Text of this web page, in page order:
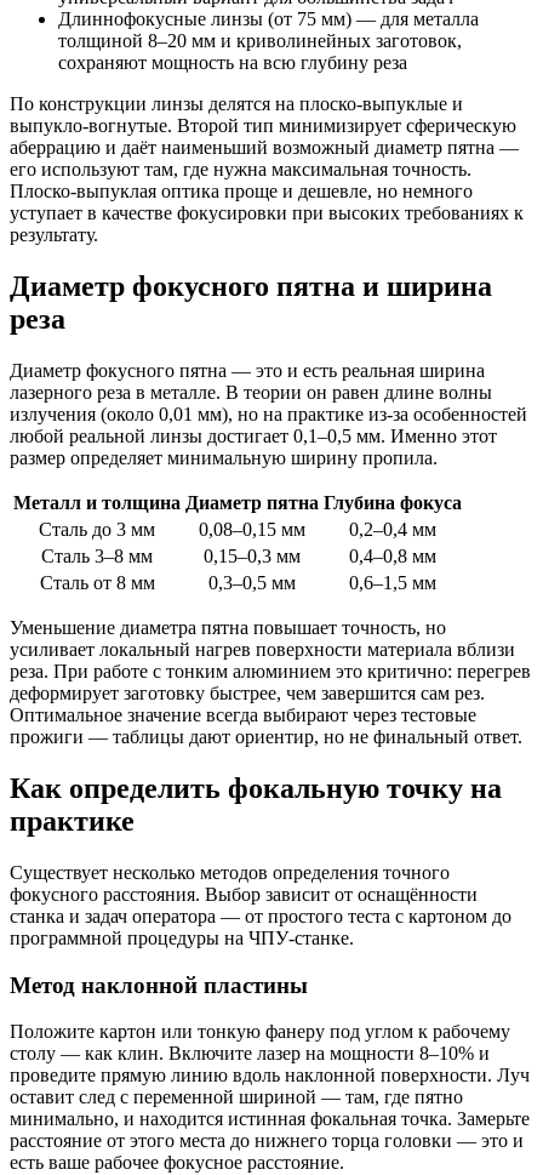
Длиннофокусные линзы (от 75 мм) — для металла
толщиной 8–20 мм и криволинейных заготовок,
сохраняют мощность на всю глубину реза
По конструкции линзы делятся на плоско-выпуклые и
выпукло-вогнутые. Второй тип минимизирует сферическую
аберрацию и даёт наименьший возможный диаметр пятна —
его используют там, где нужна максимальная точность.
Плоско-выпуклая оптика проще и дешевле, но немного
уступает в качестве фокусировки при высоких требованиях к
результату.
Диаметр фокусного пятна и ширина
реза
Диаметр фокусного пятна — это и есть реальная ширина
лазерного реза в металле. В теории он равен длине волны
излучения (около 0,01 мм), но на практике из-за особенностей
любой реальной линзы достигает 0,1–0,5 мм. Именно этот
размер определяет минимальную ширину пропила.
Металл и толщина Диаметр пятна Глубина фокуса
Сталь до 3 мм
0,08–0,15 мм
0,2–0,4 мм
Сталь 3–8 мм
0,15–0,3 мм
0,4–0,8 мм
Сталь от 8 мм
0,3–0,5 мм 0,6–1,5 мм
Уменьшение диаметра пятна повышает точность, но
усиливает локальный нагрев поверхности материала вблизи
реза. При работе с тонким алюминием это критично: перегрев
деформирует заготовку быстрее, чем завершится сам рез.
Оптимальное значение всегда выбирают через тестовые
прожиги — таблицы дают ориентир, но не финальный ответ.
Как определить фокальную точку на
практике
Существует несколько методов определения точного
фокусного расстояния. Выбор зависит от оснащённости
станка и задач оператора — от простого теста с картоном до
программной процедуры на ЧПУ-станке.
Метод наклонной пластины
Положите картон или тонкую фанеру под углом к рабочему
столу — как клин. Включите лазер на мощности 8–10% и
проведите прямую линию вдоль наклонной поверхности. Луч
оставит след с переменной шириной — там, где пятно
минимально, и находится истинная фокальная точка. Замерьте
расстояние от этого места до нижнего торца головки — это и
есть ваше рабочее фокусное расстояние.